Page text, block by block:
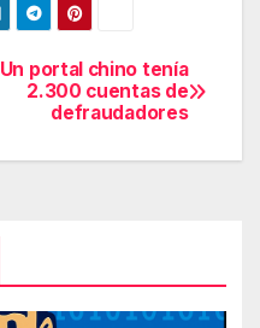
Un portal chino tenía
2.300 cuentas de
defraudadores